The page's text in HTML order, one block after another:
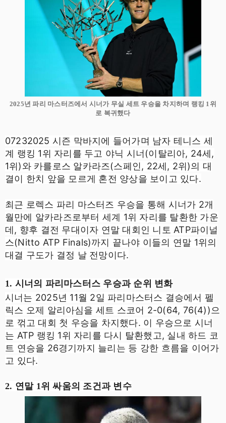
2025년 파리 마스터즈에서 시너가 무실 세트 우승을 차지하며 랭킹 1위
로 복귀했다
07232025 시즌 막바지에 들어가며 남자 테니스 세
계 랭킹 1위 자리를 두고 야닉 시너(이탈리아, 24세,
1위)와 카를로스 알카라즈(스페인, 22세, 2위)의 대
결이 한치 앞을 모르게 혼전 양상을 보이고 있다.
최근 로렉스 파리 마스터즈 우승을 통해 시너가 2개
월만에 알카라즈로부터 세계 1위 자리를 탈환한 가운
데, 향후 결전 무대이자 연말 대회인 니토 ATP파이널
스(Nitto ATP Finals)까지 끝나야 이들의 연말 1위의
대결 구도가 결정 날 전망이다.
1. 시너의 파리마스터스 우승과 순위 변화
시너는 2025년 11월 2일 파리마스터스 결승에서 펠
릭스 오제 알리아심을 세트 스코어 2-0(64, 76(4))으
로 꺾고 대회 첫 우승을 차지했다. 이 우승으로 시너
는 ATP 랭킹 1위 자리를 다시 탈환했고, 실내 하드 코
트 연승을 26경기까지 늘리는 등 강한 흐름을 이어가
고 있다.
2. 연말 1위 싸움의 조건과 변수